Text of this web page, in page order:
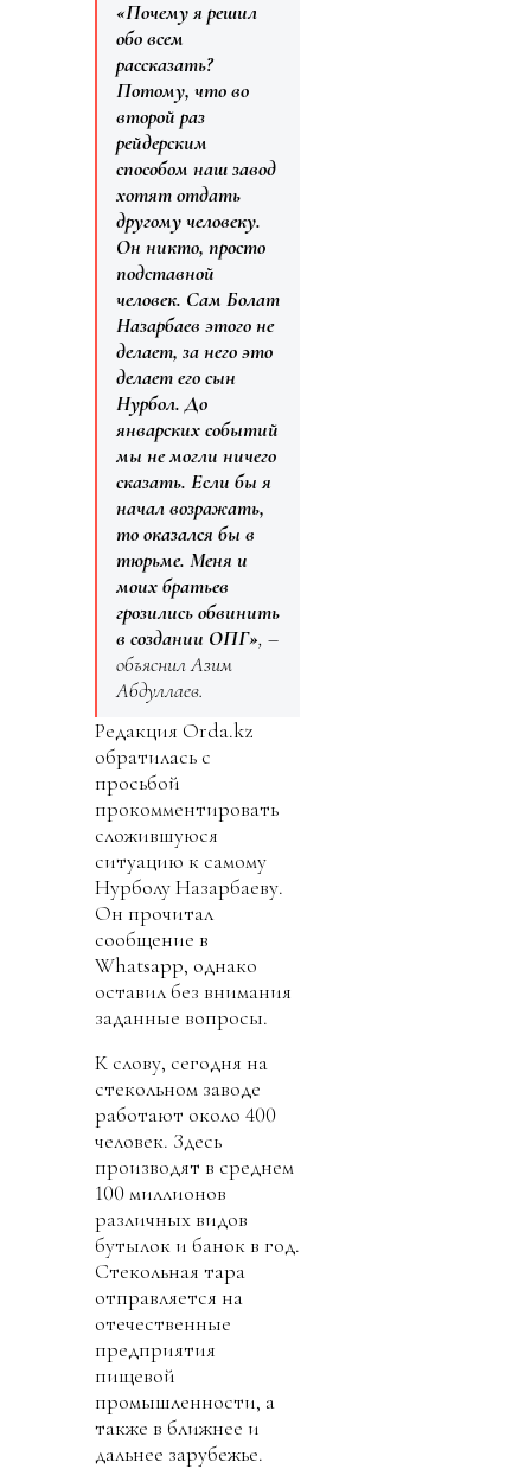
«Почему я решил
обо всем
рассказать?
Потому, что во
второй раз
рейдерским
способом наш завод
хотят отдать
другому человеку.
Он никто, просто
подставной
человек. Сам Болат
Назарбаев этого не
делает, за него это
делает его сын
Нурбол. До
январских событий
мы не могли ничего
сказать. Если бы я
начал возражать,
то оказался бы в
тюрьме. Меня и
моих братьев
грозились обвинить
в создании ОПГ», –
объяснил Азим
Абдуллаев.
Редакция Orda.kz
обратилась с
просьбой
прокомментировать
сложившуюся
ситуацию к самому
Нурболу Назарбаеву.
Он прочитал
сообщение в
Whatsapp, однако
оставил без внимания
заданные вопросы.
К слову, сегодня на
стекольном заводе
работают около 400
человек. Здесь
производят в среднем
100 миллионов
различных видов
бутылок и банок в год.
Стекольная тара
отправляется на
отечественные
предприятия
пищевой
промышленности, а
также в ближнее и
дальнее зарубежье.